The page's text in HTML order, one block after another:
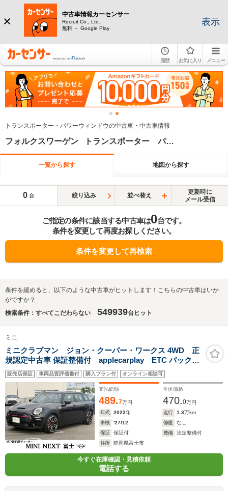
中古車情報カーセンサー
Recruit Co., Ltd.
無料 － Google Play
表示
履歴 お気に入り メニュー
トランスポーター・パワーウィンドウの中古車・中古車情報
フォルクスワーゲン トランスポーター パワーウィンドウ
一覧から探す 地図から探す
0 台 絞り込み 並べ替え
更新時に
メール受信
ご指定の条件に該当する中古車は0台です。
条件を変更して再度お探しください。
条件を変更して再検索
条件を緩めると、以下のような中古車がヒットします！こちらの中古車はいか
がですか？
検索条件：すべてこだわらない
549939台ヒット
ミニ
ミニクラブマン ジョン・クーパー・ワークス 4WD 正
規認定中古車 保証整備付 applecarplay ETC バックカ
メラ 衝突軽減ブレーキ アイドリングストップ 障害物ソナ
ー アクティブクルコン LEDライト 純正ホイール
販売店保証 車両品質評価書付 購入プラン付 オンライン相談可
支払総額
489.7万円
本体価格
470.0万円
年式
2022年 走行 1.3万km
車検
'27/12 修復
なし
保証
保証付 整備
法定整備付
住所
静岡県富士市
今すぐ在庫確認・見積依頼
電話する